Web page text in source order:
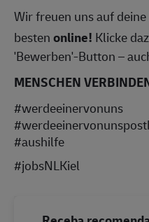
Wir freuen uns auf
bestenonline! Klicke
'Bewerben'-Button –
MENSCHEN
#werdeeinervonuns
#aushilfe
#jobsNLKiel